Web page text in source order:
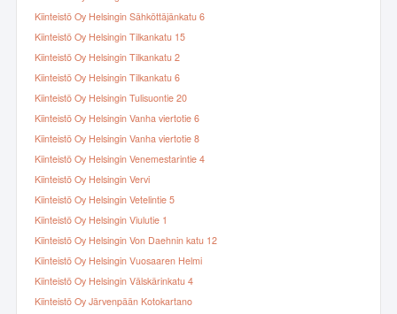
Kiinteistö Oy Helsingin Sähköttäjänkatu 6
Kiinteistö Oy Helsingin Tilkankatu 15
Kiinteistö Oy Helsingin Tilkankatu 2
Kiinteistö Oy Helsingin Tilkankatu 6
Kiinteistö Oy Helsingin Tulisuontie 20
Kiinteistö Oy Helsingin Vanha viertotie 6
Kiinteistö Oy Helsingin Vanha viertotie 8
Kiinteistö Oy Helsingin Venemestarintie 4
Kiinteistö Oy Helsingin Vervi
Kiinteistö Oy Helsingin Vetelintie 5
Kiinteistö Oy Helsingin Viulutie 1
Kiinteistö Oy Helsingin Von Daehnin katu 12
Kiinteistö Oy Helsingin Vuosaaren Helmi
Kiinteistö Oy Helsingin Välskärinkatu 4
Kiinteistö Oy Järvenpään Kotokartano